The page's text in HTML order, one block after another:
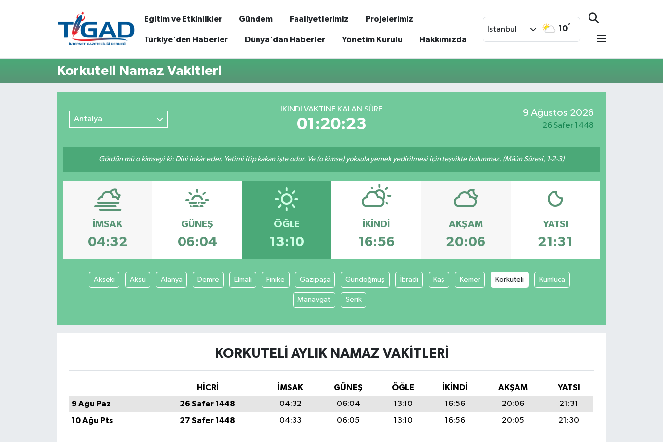
Eğitim ve Etkinlikler Gündem Faaliyetlerimiz Projelerimiz
Türkiye'den Haberler Dünya'dan Haberler Yönetim Kurulu Hakkımızda
İstanbul 10°
Korkuteli Namaz Vakitleri
Antalya
İKINDI VAKTİNE KALAN SÜRE
01:20:23
9 Ağustos 2026
26 Safer 1448
Gördün mü o kimseyi ki: Dini inkâr eder. Yetimi itip kakan işte odur. Ve (o kimse) yoksula yemek yedirilmesi için teşvikte bulunmaz. (Mâûn Sûresi, 1-2-3)
İMSAK
04:32
GÜNEŞ
06:04
ÖĞLE
13:10
İKINDI
16:56
AKŞAM
20:06
YATSI
21:31
Akseki Aksu Alanya Demre Elmalı Finike Gazipaşa Gündoğmuş İbradı Kaş Kemer Korkuteli Kumluca
Manavgat Serik
KORKUTELI AYLIK NAMAZ VAKITLERI
HİCRİ İMSAK GÜNEŞ ÖĞLE İKINDI AKŞAM
YATSI
9 Ağu Paz
26 Safer 1448 04:32 06:04 13:10 16:56 20:06
21:31
10 Ağu Pts
27 Safer 1448 04:33 06:05 13:10 16:56 20:05 21:30
Nöbetçi Eczaneler
Trafik Durumu